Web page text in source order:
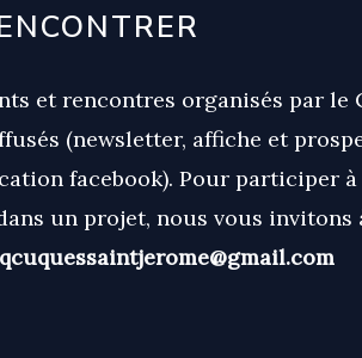
et rencontres organisés par le
(newsletter, affiche et
facebook). Pour participer
un projet, nous vous invitons